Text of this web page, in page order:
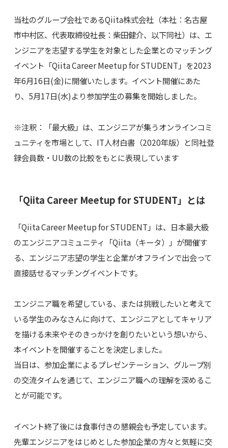
当社のグループ会社であるQiita株式会社（本社：名古屋
市中村区、代表取締役社長：柴田健介、以下同社）は、エ
ンジニアを志望する学生を対象とした企業とのマッチング
イベント「Qiita Career Meetup for STUDENT」を2023
年6月16日(金)に開催いたします。イベント開催にあた
り、5月17日(水)より参加学生の募集を開始しました。
※注釈：「最大級」は、エンジニアが集うオンラインコミ
ュニティを市場として、IT人材白書（2020年版）と同社登
録会員数・UU数の比較をもとに表現しています
「Qiita Career Meetup for STUDENT」とは
「Qiita Career Meetup for STUDENT」は、日本最大級
のエンジニアコミュニティ「Qiita（キータ）」が開催す
る、エンジニア志望の学生と企業がオフラインで出会って
直接話せるマッチングイベントです。
エンジニア職を希望している、または挑戦したいと考えて
いる学生のみなさんに向けて、エンジニアとしてキャリア
を描ける未来やそのきっかけを創りたいという想いから、
本イベントを開催することを決定しました。
当日は、参加企業によるプレゼンテーション、グループ別
の交流タイムを通じて、エンジニア職への理解を深めるこ
とが可能です。
イベント終了後には食事付きの懇親会も予定しています。
先輩エンジニアをはじめとした参加企業の方々と気軽に交